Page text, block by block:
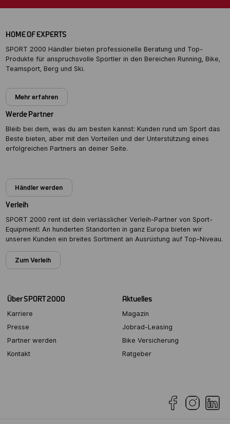
HOME OF EXPERTS
SPORT 2000 Händler bieten professionelle Beratung und Top-
Produkte für anspruchsvolle Sportler in den Bereichen Running, Bike,
Teamsport, Berg und Ski.
Mehr erfahren
Werde Partner
Bleib bei dem, was du am besten kannst: Kunden rund um Sport das
Beste bieten, aber mit den Vorteilen und der Unterstützung eines
erfolgreichen Partners an deiner Seite.
Händler werden
Verleih
SPORT 2000 rent ist dein verlässlicher Verleih-Partner von Sport-
Equipment! An hunderten Standorten in ganz Europa bieten wir
unseren Kunden ein breites Sortiment an Ausrüstung auf Top-Niveau.
Zum Verleih
Über SPORT 2000
Karriere
Presse
Partner werden
Kontakt
Aktuelles
Magazin
Jobrad-Leasing
Bike Versicherung
Ratgeber